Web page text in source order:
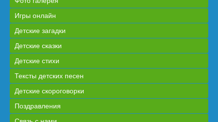
Игры онлайн
Детские загадки
Детские сказки
Детские стихи
Тексты детских песен
Детские скороговорки
Поздравления